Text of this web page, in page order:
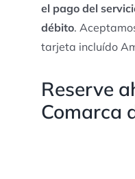
el pago del
débito.
tarjeta incluído
Reserve
Comarca